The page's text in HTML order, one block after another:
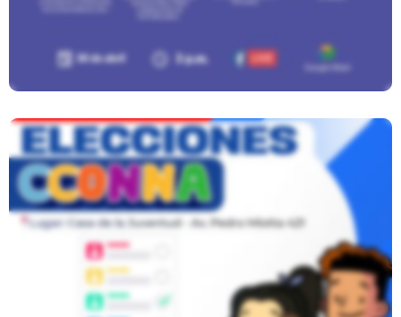
Municipio Escolar San Juan De